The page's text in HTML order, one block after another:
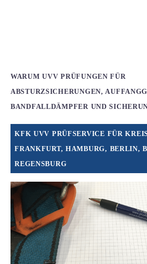
WARUM UVV PRÜFUNGEN FÜR
ABSTURZSICHERUNGEN,
BANDFALLDÄMPFER UND
KFK UVV PRÜFSERVICE FÜR
FRANKFURT, HAMBURG, BERLIN,
REGENSBURG